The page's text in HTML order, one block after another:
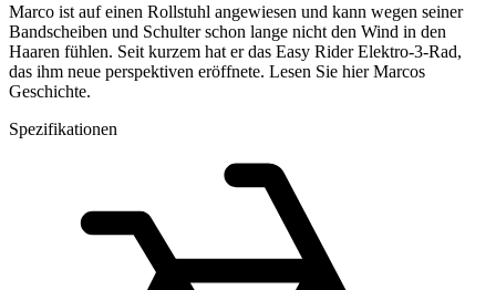
Marco ist auf einen Rollstuhl angewiesen und kann wegen seiner
Bandscheiben und Schulter schon lange nicht den Wind in den
Haaren fühlen. Seit kurzem hat er das Easy Rider Elektro-3-Rad,
das ihm neue perspektiven eröffnete. Lesen Sie hier Marcos
Geschichte.
Spezifikationen